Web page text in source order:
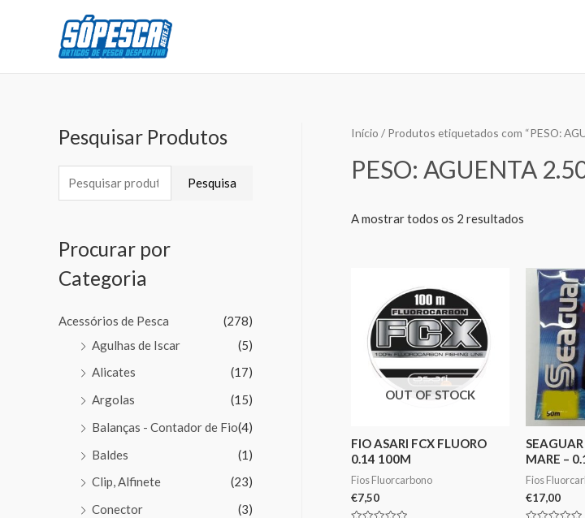
Pesquisar Produtos
Pesquisa
Procurar por
Categoria
Acessórios de Pesca
(278)
Agulhas de Iscar
(5)
Alicates
(17)
Argolas
(15)
Balanças - Contador de Fio(4)
Baldes
(1)
Clip, Alfinete
(23)
Conector
(3)
Início / Produtos etiquetados com “PESO:
PESO: AGUENTA
A mostrar todos os 2 resultados
OUT OF STOCK
FIO ASARI FCX FLUORO
0.14 100M
Fios Fluorcarbono
€7,50
MARE –
Fios
€17,00